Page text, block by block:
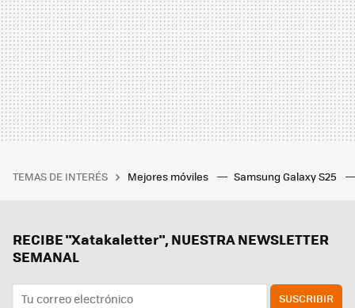
TEMAS DE INTERÉS Mejores móviles Samsung Galaxy S25
RECIBE "Xatakaletter", NUESTRA NEWSLETTER
SEMANAL
SUSCRIBIR